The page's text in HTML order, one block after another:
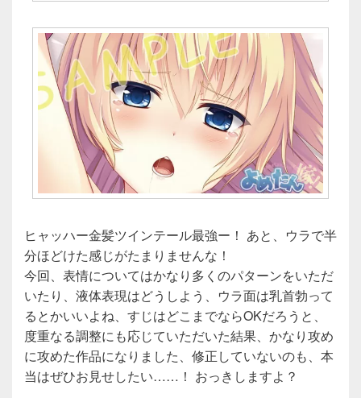
ヒャッハー金髪ツインテール最強ー！ あと、ウラで半
分ほどけた感じがたまりませんな！
今回、表情についてはかなり多くのパターンをいただ
いたり、液体表現はどうしよう、ウラ面は乳首勃って
るとかいいよね、すじはどこまでならOKだろうと、
度重なる調整にも応じていただいた結果、かなり攻め
に攻めた作品になりました、修正していないのも、本
当はぜひお見せしたい……！ おっきしますよ？